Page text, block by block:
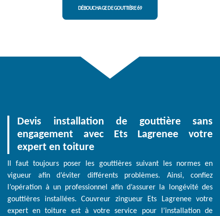
DÉBOUCHAGE DE GOUTTIÈRE 69
Devis installation de gouttière sans
engagement avec Ets Lagrenee votre
expert en toiture
Il faut toujours poser les gouttières suivant les normes en
vigueur afin d’éviter différents problèmes. Ainsi, confiez
l’opération à un professionnel afin d’assurer la longévité des
gouttières installées. Couvreur zingueur Ets Lagrenee votre
expert en toiture est à votre service pour l’installation de